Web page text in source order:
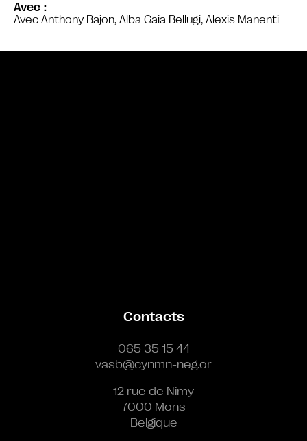
Avec
Avec Anthony Bajon, Alba Gaia Bellugi, Alexis Manenti
Contacts
065 35 15 44
vasb@cynmn-neg.or
12 rue de Nimy
7000 Mons
Belgique